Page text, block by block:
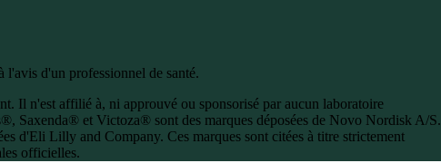
d'un professionnel de santé.
Il n'est affilié à, ni approuvé ou sponsorisé par aucun laboratoire
Saxenda® et Victoza® sont des marques déposées de Novo Nordisk A/S.
d'Eli Lilly and Company. Ces marques sont citées à titre strictement
officielles.